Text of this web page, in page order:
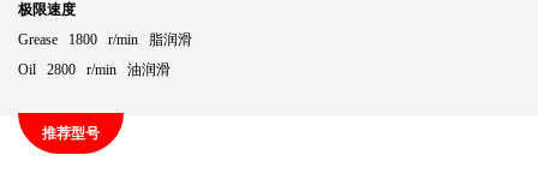
极限速度
Grease 1800 r/min 脂润滑
Oil 2800 r/min 油润滑
推荐型号